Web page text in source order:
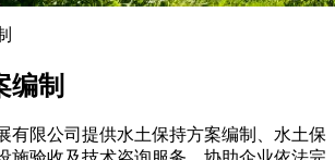
编制
有限公司提供水土保持方案编制、水土保